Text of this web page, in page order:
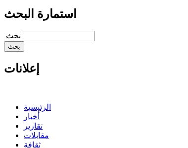
استمارة البحث
‏بحث ‏
إعلانات
الرئيسية
أخبار
تقارير
مقابلات
ثقافة